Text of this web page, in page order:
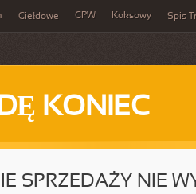
Giełdowe GPW Koksowy Spis
KONIEC
SPRZEDAŻY NIE